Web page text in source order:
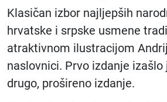
Klasičan izbor najljepših
hrvatske i srpske usmene
atraktivnom ilustracijom
naslovnici. Prvo izdanje izašlo
drugo, prošireno izdanje.